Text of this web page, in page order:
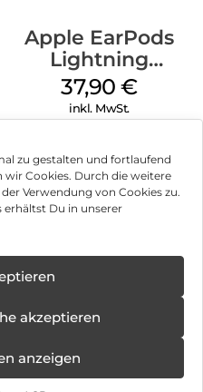
zu gestalten und fortlaufend
wir Cookies. Durch die weitere
Verwendung von Cookies zu.
Du in unserer
akzeptieren
anzeigen
Apple EarPods
Lightning
Anschluss Weiß
37,90€
inkl. MwSt.